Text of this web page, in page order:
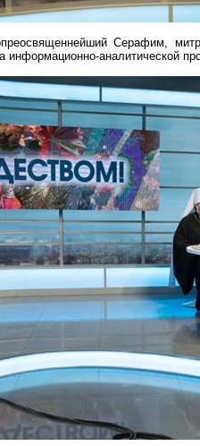
Серафим,
информационно-аналитической